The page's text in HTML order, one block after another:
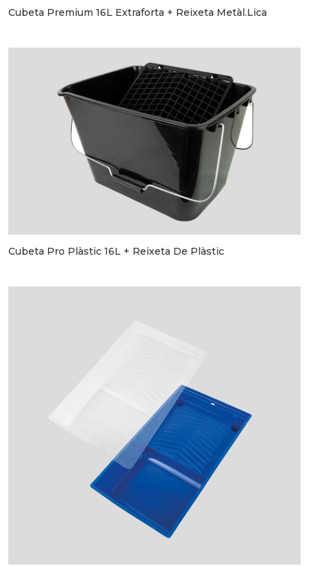
Cubeta Premium 16L Extraforta + Reixeta Metàl.lica
Cubeta Pro Plàstic 16L + Reixeta De Plàstic